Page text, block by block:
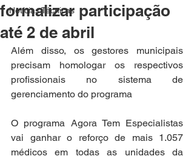
Notícias Técnicas
formalizar participação
até 2 de abril
Além disso, os gestores municipais
precisam homologar os respectivos
profissionais no sistema de
gerenciamento do programa
O programa Agora Tem Especialistas
vai ganhar o reforço de mais 1.057
médicos em todas as unidades da